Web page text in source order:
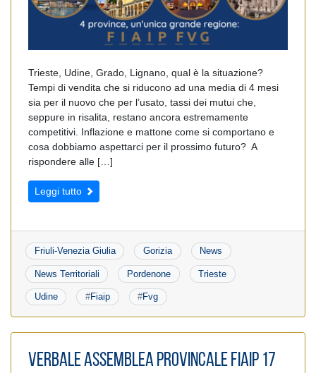
Trieste, Udine, Grado, Lignano, qual è la situazione?
Tempi di vendita che si riducono ad una media di 4 mesi
sia per il nuovo che per l’usato, tassi dei mutui che,
seppure in risalita, restano ancora estremamente
competitivi. Inflazione e mattone come si comportano e
cosa dobbiamo aspettarci per il prossimo futuro? A
rispondere alle […]
Leggi tutto
Friuli-Venezia Giulia Gorizia News
News Territoriali Pordenone Trieste
Udine #Fiaip #Fvg
Verbale Assemblea provincale FIAIP 17